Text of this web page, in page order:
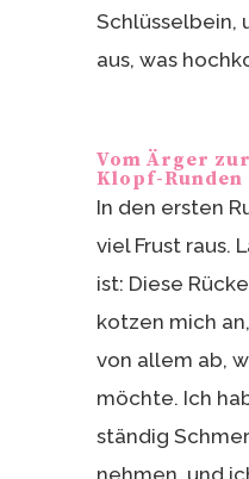
Schlüsselbein,
aus, was
Vom Ärger
Klopf-Runden
In den ersten
viel Frust raus.
ist: Diese
kotzen mich
von allem ab,
möchte. Ich
ständig
nehmen, und